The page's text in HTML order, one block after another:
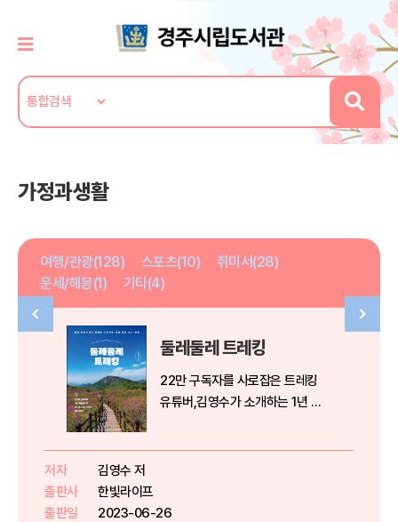
가정과생활
여행/관광(128) 스포츠(10)
취미서(28)
운세/해몽(1)
기타(4)
둘레둘레 트레킹
22만 구독자를 사로잡은 트레킹
유튜버,김영수가 소개하는 1년 내
곳으로 떠나곤 한다. 그 풍경을 ...
저자
김영수 저
출판사
한빛라이프
출판일
2023-06-26